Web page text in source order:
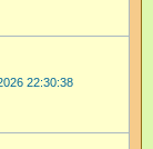
22:30:38